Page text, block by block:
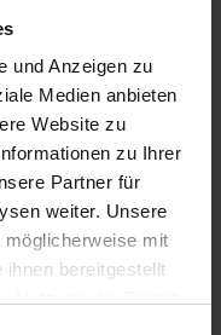
und Anzeigen zu
Medien anbieten
Website zu
zu Ihrer
Partner für
weiter. Unsere
mit
bereitgestellt
Mal am 21/07/2026 von
Webseite nutzbar zu
wie Seitennavigation
ermöglichen.